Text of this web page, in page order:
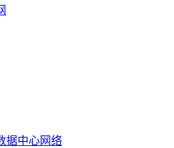
据中心网络